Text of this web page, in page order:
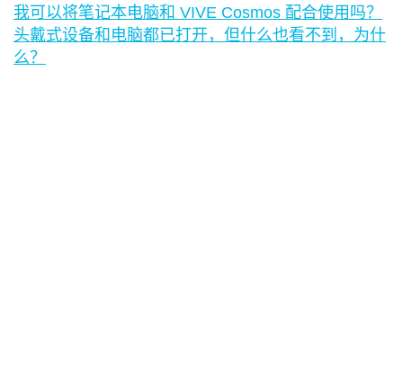
我可以将笔记本电脑和 VIVE Cosmos 配合使用吗？
头戴式设备和电脑都已打开，但什么也看不到，为什
么？